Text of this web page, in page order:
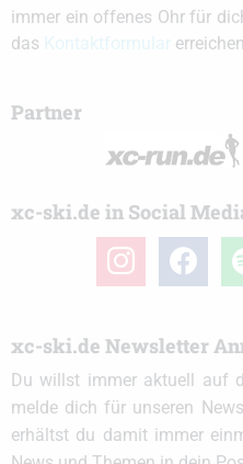
immer ein offenes Ohr für
das
Partner
xc-ski.de in Social
instagramfacebook
xc-ski.de Newsletter
Du willst immer aktuell auf
melde dich für unseren
erhältst du damit immer